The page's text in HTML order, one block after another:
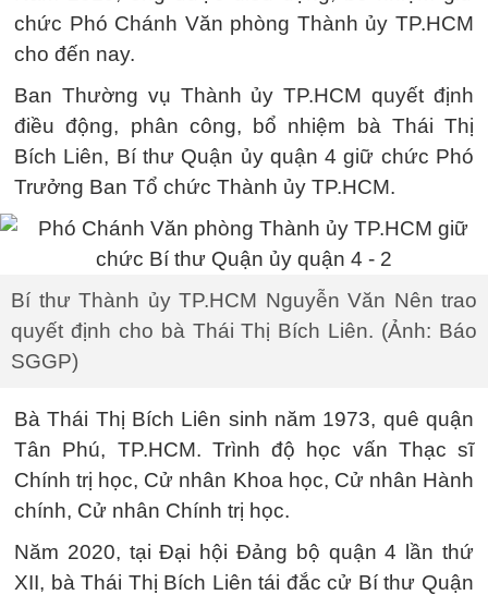
chức Phó Chánh Văn phòng Thành ủy TP.HCM
cho đến nay.
Ban Thường vụ Thành ủy TP.HCM quyết định
điều động, phân công, bổ nhiệm bà Thái Thị
Bích Liên, Bí thư Quận ủy quận 4 giữ chức Phó
Trưởng Ban Tổ chức Thành ủy TP.HCM.
Bí thư Thành ủy TP.HCM Nguyễn Văn Nên trao
quyết định cho bà Thái Thị Bích Liên. (Ảnh: Báo
SGGP)
Bà Thái Thị Bích Liên sinh năm 1973, quê quận
Tân Phú, TP.HCM. Trình độ học vấn Thạc sĩ
Chính trị học, Cử nhân Khoa học, Cử nhân Hành
chính, Cử nhân Chính trị học.
Năm 2020, tại Đại hội Đảng bộ quận 4 lần thứ
XII, bà Thái Thị Bích Liên tái đắc cử Bí thư Quận